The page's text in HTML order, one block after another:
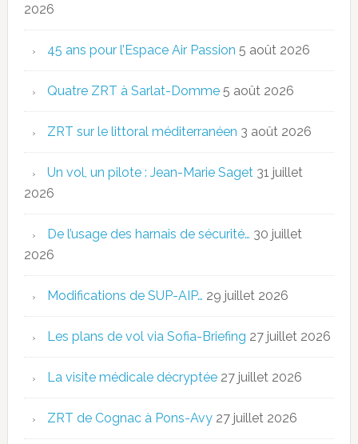
2026
45 ans pour l’Espace Air Passion 5 août 2026
Quatre ZRT à Sarlat-Domme 5 août 2026
ZRT sur le littoral méditerranéen 3 août 2026
Un vol, un pilote : Jean-Marie Saget 31 juillet
2026
De l’usage des harnais de sécurité… 30 juillet
2026
Modifications de SUP-AIP… 29 juillet 2026
Les plans de vol via Sofia-Briefing 27 juillet 2026
La visite médicale décryptée 27 juillet 2026
ZRT de Cognac à Pons-Avy 27 juillet 2026